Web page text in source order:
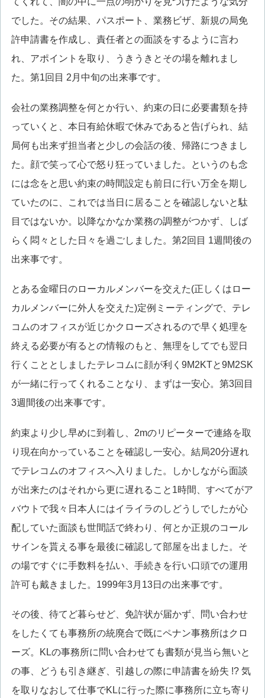
でした。その結果、パスポート、業務ビザ、新規の局免
許申請書を作成し、責任者との面談をするように言わ
れ、アポイントを取り、うきうきとその場を離れまし
た。第1回目 2月中旬の出来事です。
会社の業務調整を何とか行い、約束の日に必要書類を持
っていくと、本日有給休暇で休みであると告げられ、結
局何も出来ず担当者と少しの会話の後、帰路につきまし
た。顔で笑って心で怒り狂っていました。というのも念
には念をと思い約束の時間設定も前日に行い万全を期し
ていたのに、これでは当日に居ることを確認しないと駄
目ではないか。以降なかなか業務の調整がつかず、しば
らく悶々とした日々を過ごしました。第2回目 1週間後の
出来事です。
とある金曜日のローカルメンバーを交えた(正しくはロー
カルメンバーに外人を交えた)定例ミーティングで、テレ
コムのオフィスが近じかクローズされるので早く処理を
終える必要が有るとの情報のもと、無理をしてでも翌日
行くこととしましたテレコムに顔が利く9M2KTと9M2SK
が一緒に行ってくれることなり、まずは一安心。第3回目
3週間後の出来事です。
約束より少し早めに到着し、2mのリピーターで連絡を取
り現在向かっていることを確認し一安心。結局20分遅れ
でテレコムのオフィスへ入りました。しかしながら面談
が出来たのはそれから更に遅れること1時間、すべてがア
バウトで我々日本人にはイライラのしどうしでしたが心
配していた面談も世間話で終わり、何とか正規のコール
サインを貰える事を最後に確認して部屋を出ました。そ
の場ですぐに手数料を払い、手続きを行い口頭での運用
許可も戴きました。1999年3月13日の出来事です。
その後、待てど暮らせど、免許状が届かず、問い合わせ
をしたくても事務所の統廃合で既にペナン事務所はクロ
ーズ。KLの事務所に問い合わせても書類が見当ら無いと
の事、どうも引き継ぎ、引越しの際に申請書を紛失 !? 気
を取りなおして仕事でKLに行った際に事務所に立ち寄り